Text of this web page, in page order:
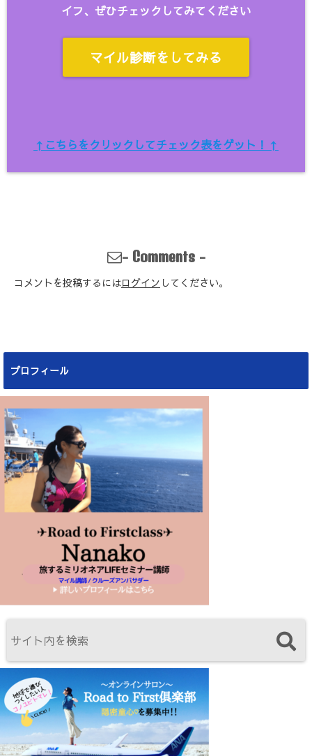
イフ、ぜひチェックしてみてください
マイル診断をしてみる
↑こちらをクリックしてチェック表をゲット！↑
- Comments-
コメントを投稿するにはログイン してください。
プロフィール